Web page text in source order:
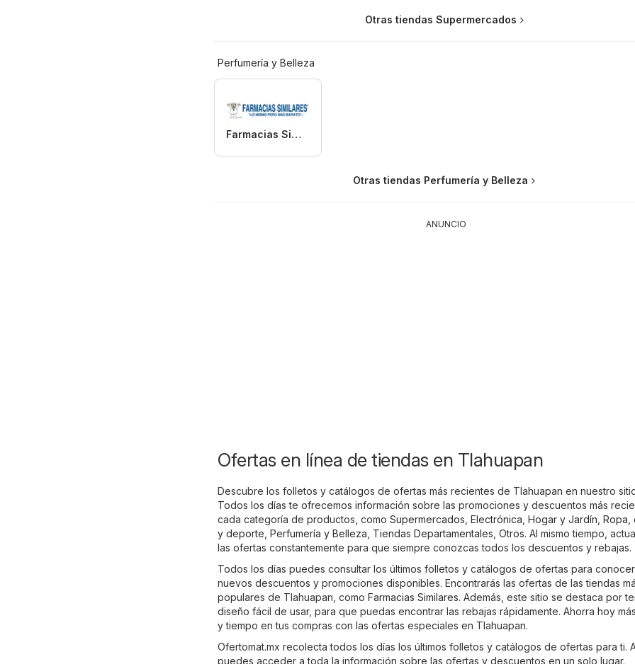
Otras tiendas Supermercados
Perfumería y Belleza
Farmacias Similares
Otras tiendas Perfumería y Belleza
ANUNCIO
Ofertas en línea de tiendas en Tlahuapan
Descubre los folletos y catálogos de ofertas más recientes de Tlahuapan en nuestro
Todos los días te ofrecemos información sobre las promociones y descuentos más
cada categoría de productos, como Supermercados Electrónica Hogar y Jardín Ropa,
y deporte Perfumería y Belleza Tiendas Departamentales Otros. Al mismo tiempo,
las ofertas constantemente para que siempre conozcas todos los descuentos y rebajas.
Todos los días puedes consultar los últimos folletos y catálogos de ofertas para
nuevos descuentos y promociones disponibles. Encontrarás las ofertas de las tiendas
populares de Tlahuapan, como Farmacias Similares. Además, este sitio se destaca por
diseño fácil de usar, para que puedas encontrar las rebajas rápidamente. Ahorra hoy
y tiempo en tus compras con las ofertas especiales en Tlahuapan.
Ofertomat.mx recolecta todos los días los últimos folletos y catálogos de ofertas para ti.
puedes acceder a toda la información sobre las ofertas y descuentos en un solo lugar.